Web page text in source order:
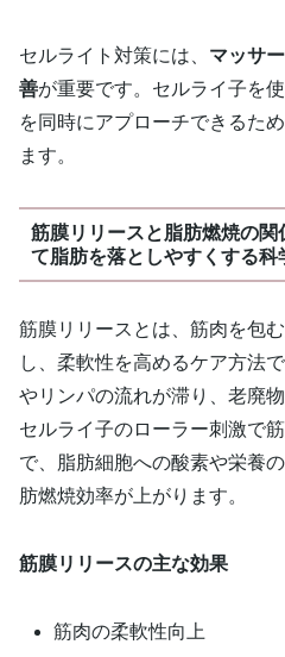
セルライト対策には、 マッサ
善が重要です。セルライ子を
を同時にアプローチできるた
ます。
筋膜リリースと脂肪燃焼の関
て脂肪を落としやすくする科
筋膜リリースとは、筋肉を包
し、柔軟性を高めるケア方法
やリンパの流れが滞り、老廃
セルライ子のローラー刺激で
で、脂肪細胞への酸素や栄養
肪燃焼効率が上がります。
筋膜リリースの主な効果
筋肉の柔軟性向上